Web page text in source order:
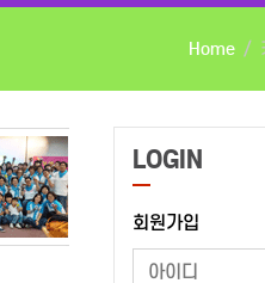
Home
LOGIN
회원가입